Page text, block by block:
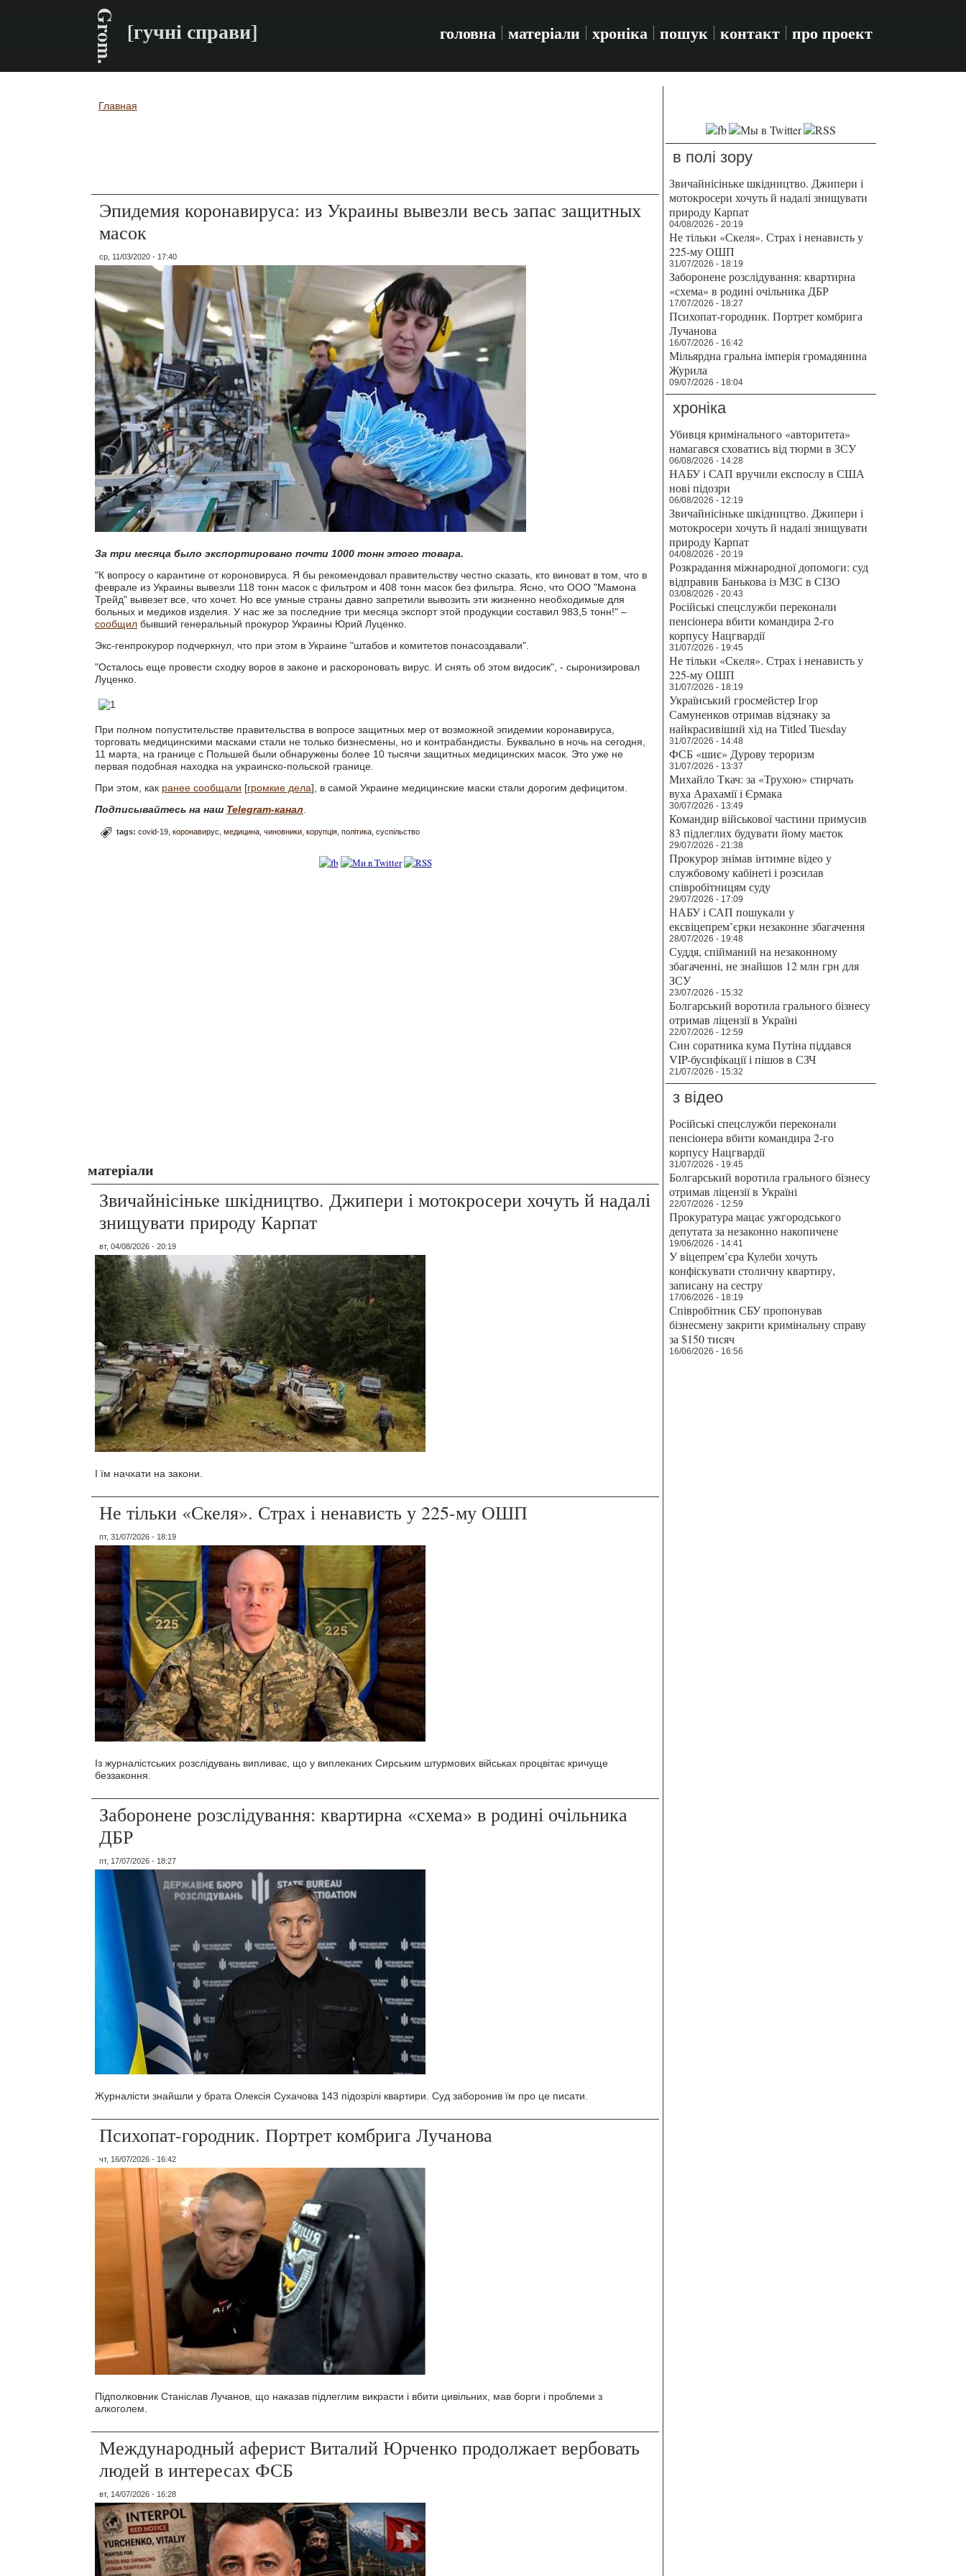
Grom. [гучні справи] головна матеріали хроніка пошук контакт про проект
Вы здесь
Главная
Эпидемия коронавируса: из Украины вывезли весь запас защитных
масок
ср, 11/03/2020 - 17:40
За три месяца было экспортировано почти 1000 тонн этого товара.
"К вопросу о карантине от короновируса. Я бы рекомендовал правительству честно сказать, кто виноват в том, что в
феврале из Украины вывезли 118 тонн масок с фильтром и 408 тонн масок без фильтра. Ясно, что ООО "Мамона
Трейд" вывезет все, что хочет. Но все умные страны давно запретили вывозить эти жизненно необходимые для
больных и медиков изделия. У нас же за последние три месяца экспорт этой продукции составил 983,5 тонн!" –
сообщил бывший генеральный прокурор Украины Юрий Луценко.
Экс-генпрокурор подчеркнул, что при этом в Украине "штабов и комитетов понасоздавали".
"Осталось еще провести сходку воров в законе и раскороновать вирус. И снять об этом видосик", - сыронизировал
Луценко.
При полном попустительстве правительства в вопросе защитных мер от возможной эпидемии коронавируса,
торговать медицинскими масками стали не только бизнесмены, но и контрабандисты. Буквально в ночь на сегодня,
11 марта, на границе с Польшей были обнаружены более 10 тысячи защитных медицинских масок. Это уже не
первая подобная находка на украинско-польской границе.
При этом, как ранее сообщали [громкие дела], в самой Украине медицинские маски стали дорогим дефицитом.
Подписывайтесь на наш Telegram-канал
tags: covid-19 коронавирус медицина чиновники корупція політика суспільство
матеріали
Звичайнісіньке шкідництво. Джипери і мотокросери хочуть й надалі
знищувати природу Карпат
вт, 04/08/2026 - 20:19
І їм начхати на закони.
Не тільки «Скеля». Страх і ненависть у 225-му ОШП
пт, 31/07/2026 - 18:19
Із журналістських розслідувань випливає, що у виплеканих Сирським штурмових військах процвітає кричуще
беззаконня.
Заборонене розслідування: квартирна «схема» в родині очільника
ДБР
пт, 17/07/2026 - 18:27
Журналісти знайшли у брата Олексія Сухачова 143 підозрілі квартири. Суд заборонив їм про це писати.
Психопат-городник. Портрет комбрига Лучанова
чт, 16/07/2026 - 16:42
Підполковник Станіслав Лучанов, що наказав підлеглим викрасти і вбити цивільних, мав борги і проблеми з
алкоголем.
Международный аферист Виталий Юрченко продолжает вербовать
людей в интересах ФСБ
вт, 14/07/2026 - 16:28
в полі зору
Звичайнісіньке шкідництво. Джипери і
мотокросери хочуть й надалі знищувати
природу Карпат
04/08/2026 - 20:19
Не тільки «Скеля». Страх і ненависть у
225-му ОШП
31/07/2026 - 18:19
Заборонене розслідування: квартирна
«схема» в родині очільника ДБР
17/07/2026 - 18:27
Психопат-городник. Портрет комбрига
Лучанова
16/07/2026 - 16:42
Мільярдна гральна імперія громадянина
Журила
09/07/2026 - 18:04
хроніка
Убивця кримінального «авторитета»
намагався сховатись від тюрми в ЗСУ
06/08/2026 - 14:28
НАБУ і САП вручили експослу в США
нові підозри
06/08/2026 - 12:19
Звичайнісіньке шкідництво. Джипери і
мотокросери хочуть й надалі знищувати
природу Карпат
04/08/2026 - 20:19
Розкрадання міжнародної допомоги: суд
відправив Банькова із МЗС в СІЗО
03/08/2026 - 20:43
Російські спецслужби переконали
пенсіонера вбити командира 2-го
корпусу Нацгвардії
31/07/2026 - 19:45
Не тільки «Скеля». Страх і ненависть у
225-му ОШП
31/07/2026 - 18:19
Український гросмейстер Ігор
Самуненков отримав відзнаку за
найкрасивіший хід на Titled Tuesday
31/07/2026 - 14:48
ФСБ «шиє» Дурову тероризм
31/07/2026 - 13:37
Михайло Ткач: за «Трухою» стирчать
вуха Арахамії і Єрмака
30/07/2026 - 13:49
Командир військової частини примусив
83 підлеглих будувати йому маєток
29/07/2026 - 21:38
Прокурор знімав інтимне відео у
службовому кабінеті і розсилав
співробітницям суду
29/07/2026 - 17:09
НАБУ і САП пошукали у
ексвіцепрем’єрки незаконне збагачення
28/07/2026 - 19:48
Суддя, спійманий на незаконному
збагаченні, не знайшов 12 млн грн для
ЗСУ
23/07/2026 - 15:32
Болгарський воротила грального бізнесу
отримав ліцензії в Україні
22/07/2026 - 12:59
Син соратника кума Путіна піддався
VIP-бусифікації і пішов в СЗЧ
21/07/2026 - 15:32
з відео
Російські спецслужби переконали
пенсіонера вбити командира 2-го
корпусу Нацгвардії
31/07/2026 - 19:45
Болгарський воротила грального бізнесу
отримав ліцензії в Україні
22/07/2026 - 12:59
Прокуратура мацає ужгородського
депутата за незаконно накопичене
19/06/2026 - 14:41
У віцепрем’єра Кулеби хочуть
конфіскувати столичну квартиру,
записану на сестру
17/06/2026 - 18:19
Співробітник СБУ пропонував
бізнесмену закрити кримінальну справу
за $150 тисяч
16/06/2026 - 16:56